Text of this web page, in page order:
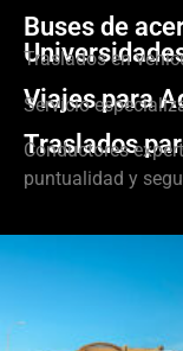
Buses de
Traslados en
Viajes para
Servicio
Traslados
Conductores
puntualidad y